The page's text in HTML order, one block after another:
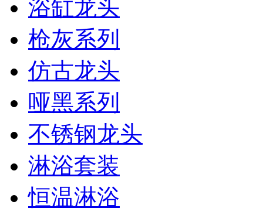
浴缸龙头
枪灰系列
仿古龙头
哑黑系列
不锈钢龙头
淋浴套装
恒温淋浴